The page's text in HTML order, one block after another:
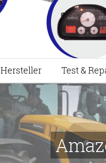
Hersteller Test &